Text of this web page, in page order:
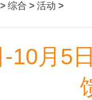
> 综合 > 活动 >
10月5